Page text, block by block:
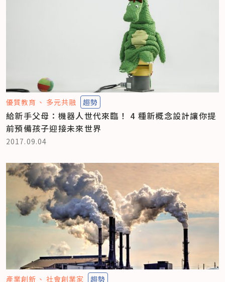
優質教育 多元共融 趨勢
給新手父母：機器人世代來臨！ 4 種新概念設計讓你提
前預備孩子迎接未來世界
2017.09.04
產業創新 社會創業家 趨勢